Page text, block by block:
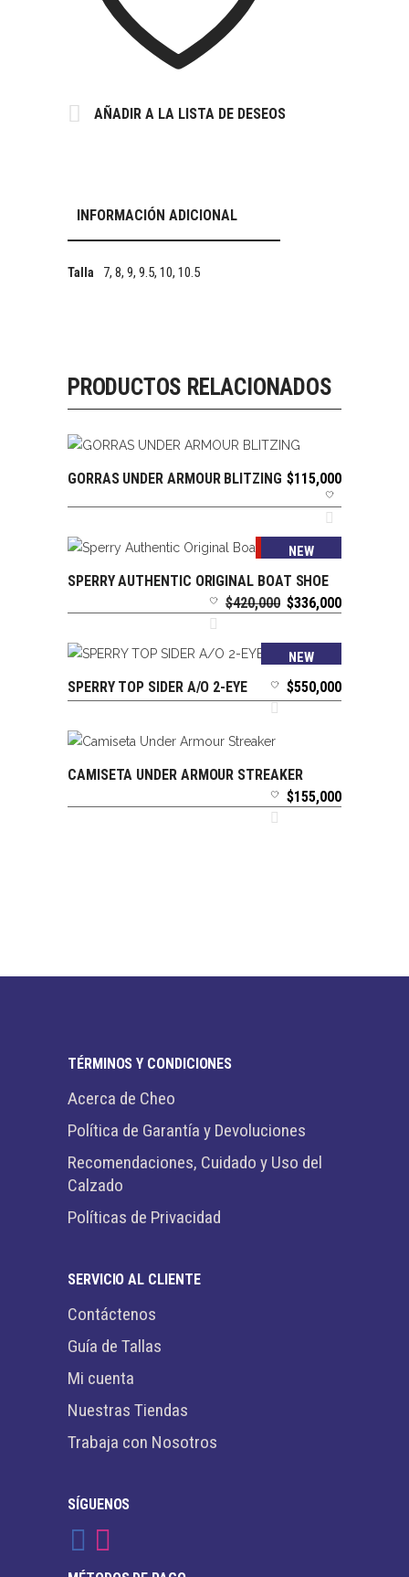
AÑADIR A LA LISTA DE DESEOS
INFORMACIÓN ADICIONAL
Talla 7, 8, 9, 9.5, 10, 10.5
PRODUCTOS RELACIONADOS
AÑADIR AL CARRITO
GORRAS UNDER ARMOUR BLITZING $115,000
SALE
NEW
SELECCIONAR OPCIONES
SPERRY AUTHENTIC ORIGINAL BOAT SHOE
$420,000 El
original
era:
$420,000.
$336,000El
actual
NEW
SELECCIONAR OPCIONES
SPERRY TOP SIDER A/O 2-EYE $550,000
SELECCIONAR OPCIONES
CAMISETA UNDER ARMOUR STREAKER
$155,000
TÉRMINOS Y CONDICIONES
Acerca de Cheo
Política de Garantía y Devoluciones
Recomendaciones, Cuidado y Uso del
Calzado
Políticas de Privacidad
SERVICIO AL CLIENTE
Contáctenos
Guía de Tallas
Mi cuenta
Nuestras Tiendas
Trabaja con Nosotros
SÍGUENOS